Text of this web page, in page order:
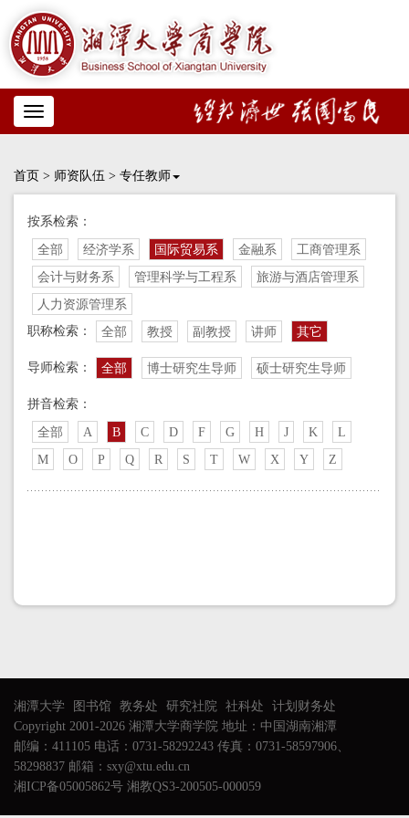
Toggle
navigation
首页 > 师资队伍 > 专任教师
按系检索：
全部 经济学系 国际贸易系 金融系
工商管理系
会计与财务系
管理科学与工程系
旅游与酒店管理系
人力资源管理系
职称检索：
全部 教授 副教授 讲师 其它
导师检索： 全部 博士研究生导师 硕士研究生导师
拼音检索：
全部 A B C D F G H J K
L
M
O P Q R S T W X Y Z
湘潭大学 图书馆 教务处 研究社院 社科处
计划财务处
Copyright 2001-2026 湘潭大学商学院 地址：中国湖南湘潭
邮编：411105 电话：0731-58292243 传真：0731-58597906、
58298837 邮箱：sxy@xtu.edu.cn
湘ICP备05005862号 湘教QS3-200505-000059